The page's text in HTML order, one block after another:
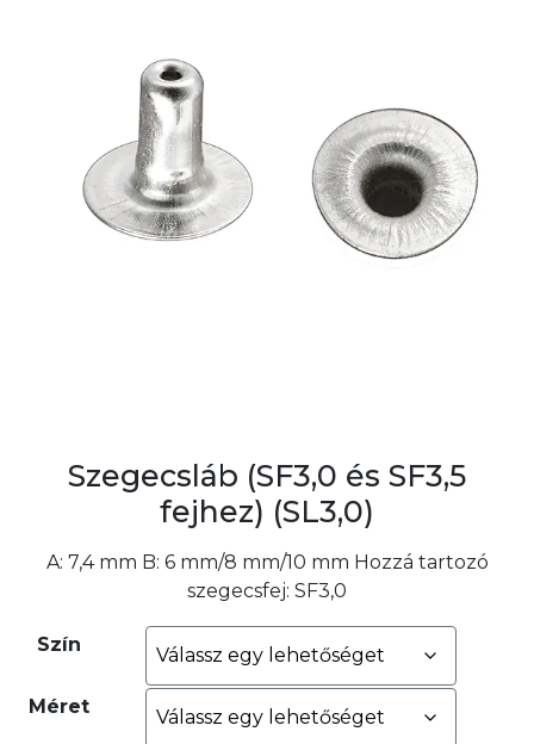
Szegecsláb (SF3,0 és SF3,5
fejhez) (SL3,0)
A: 7,4 mm B: 6 mm/8 mm/10 mm Hozzá tartozó
szegecsfej: SF3,0
Szín
Méret